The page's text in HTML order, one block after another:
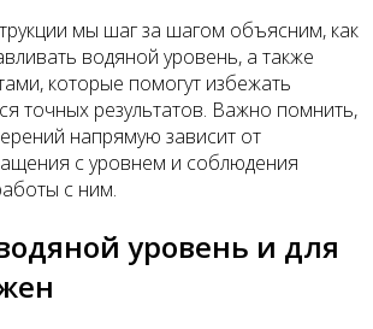
мы шаг за шагом объясним, как
водяной уровень, а также
которые помогут избежать
точных результатов. Важно помнить,
напрямую зависит от
с уровнем и соблюдения
с ним.
уровень и для